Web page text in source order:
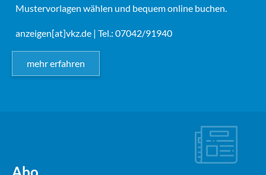
Mustervorlagen wählen und bequem online buchen.
anzeigen[at]vkz.de | Tel.: 07042/91940
mehr erfahren